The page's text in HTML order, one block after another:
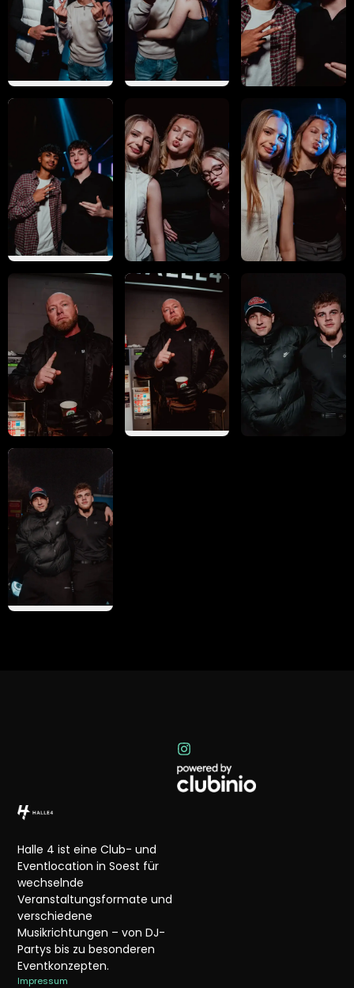
Halle 4 ist eine Club- und
Eventlocation in Soest für
wechselnde
Veranstaltungsformate und
verschiedene
Musikrichtungen – von DJ-
Partys bis zu besonderen
Eventkonzepten.
Impressum